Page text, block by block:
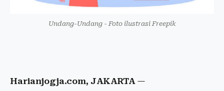
Undang-Undang - Foto ilustrasi Freepik
Harianjogja.com, JAKARTA—